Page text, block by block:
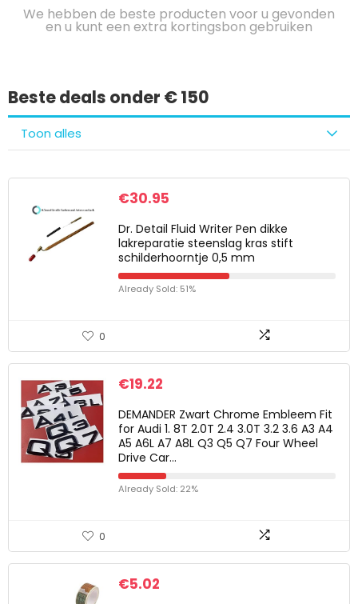
We hebben de beste producten voor u gevonden
en u kunt een extra kortingsbon gebruiken
Beste deals onder € 150
Toon alles
€30.95
Dr. Detail Fluid Writer Pen dikke
lakreparatie steenslag kras stift
schilderhoorntje 0,5 mm
Already Sold: 51%
0
€19.22
DEMANDER Zwart Chrome Embleem Fit
for Audi 1. 8T 2.0T 2.4 3.0T 3.2 3.6 A3 A4
A5 A6L A7 A8L Q3 Q5 Q7 Four Wheel
Drive Car…
Already Sold: 22%
0
€5.02